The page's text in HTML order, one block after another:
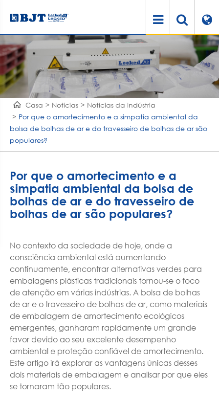
Casa Notícias
Notícias da Indústria
Por que o amortecimento e a simpatia ambiental da
bolsa de bolhas de ar e do travesseiro de bolhas de ar são
populares?
Por que o amortecimento e a
simpatia ambiental da bolsa de
bolhas de ar e do travesseiro de
bolhas de ar são populares?
No contexto da sociedade de hoje, onde a
consciência ambiental está aumentando
continuamente, encontrar alternativas verdes para
embalagens plásticas tradicionais tornou-se o foco
de atenção em várias indústrias. A bolsa de bolhas
de ar e o travesseiro de bolhas de ar, como materiais
de embalagem de amortecimento ecológicos
emergentes, ganharam rapidamente um grande
favor devido ao seu excelente desempenho
ambiental e proteção confiável de amortecimento.
Este artigo irá explorar as vantagens únicas desses
dois materiais de embalagem e analisar por que eles
se tornaram tão populares.